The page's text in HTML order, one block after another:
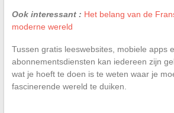
Ook interessant : Het belang van de
moderne wereld
Tussen gratis leeswebsites, mobiele apps
abonnementsdiensten kan iedereen zijn
wat je hoeft te doen is te weten waar je
fascinerende wereld te duiken.